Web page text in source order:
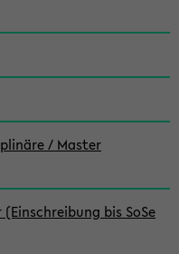
/ Master
bis SoSe